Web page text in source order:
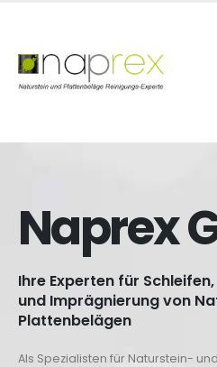
Naprex
Ihre Experten für
und Imprägnierung von
Plattenbelägen
Als Spezialisten für Naturstein-